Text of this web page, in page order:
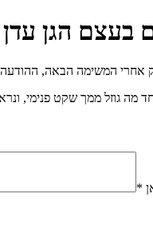
הגן עדן
אחרי המשימה הבאה,
מה גוזל ממך שקט פנימי,
*